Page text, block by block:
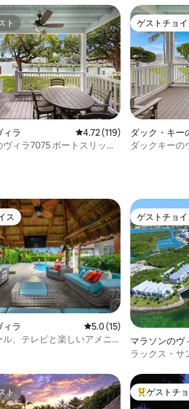
ト
ト
ィラ レビュー119件、5つ星中
4.72 (119)
ィラ7075 ボートスリップ
ゲストチョイ
ゲストチョイ
ダック・キー
ダックキーの
ス
ス
ィラ レビュー15件、5つ星中
5.0 (15)
ル、テレビと楽しいアメニ
ゲストチョイ
ゲストチョイ
マラソンのヴ
ラックス・サ
ープA付き
ト
ト 大好評のゲ
ゲストチ